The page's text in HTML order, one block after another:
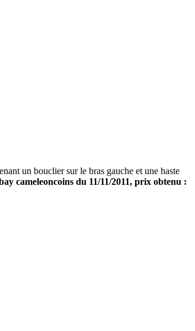
un bouclier sur le bras gauche et une haste
cameleoncoins du 11/11/2011, prix obtenu :